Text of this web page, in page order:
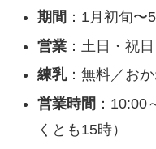
期間 ：1月初旬〜
営業：土日・祝日
練乳：無料／お
営業時間 ：10:00
くとも15時）